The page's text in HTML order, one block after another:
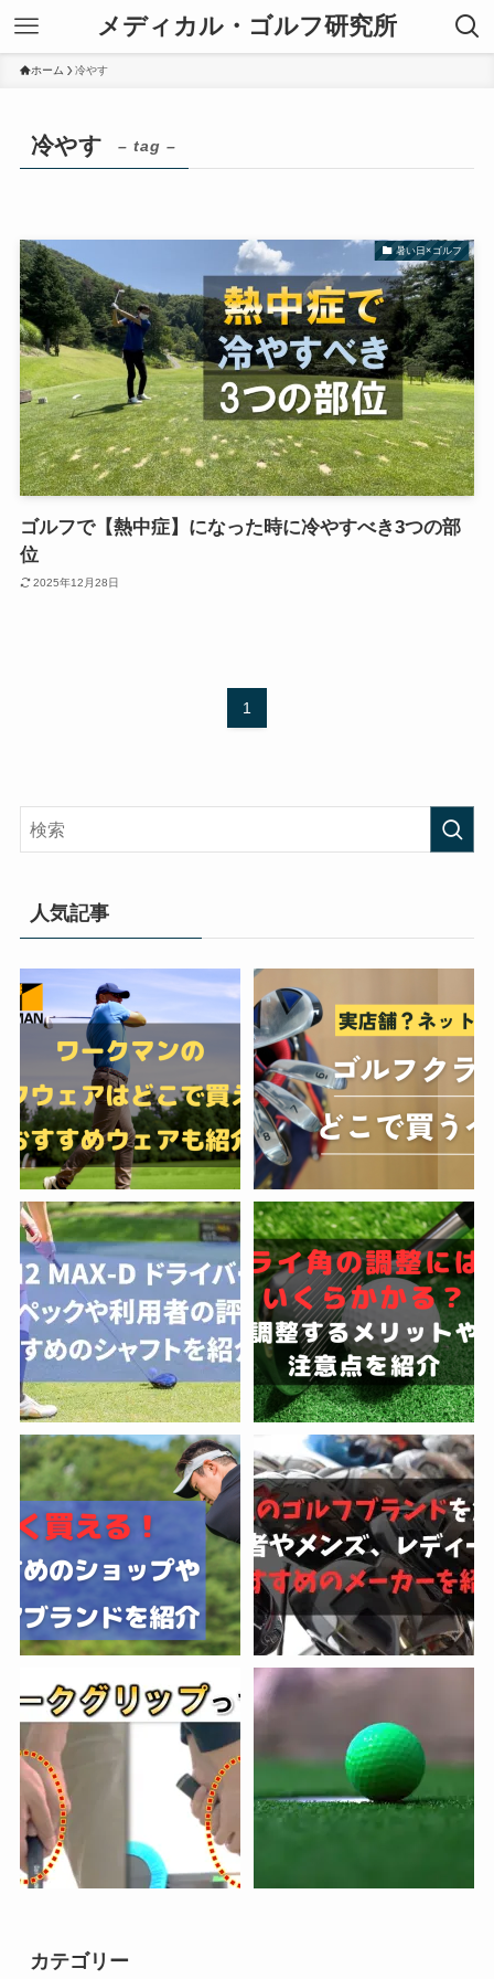
メディカル・ゴルフ研究所
ホーム 冷やす
冷やす – tag –
暑い日×ゴルフ
ゴルフで【熱中症】になった時に冷やすべき3つの部
位
2025年12月28日
1
人気記事
カテゴリー